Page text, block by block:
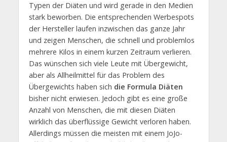
Typen der Diäten und wird gerade in den Medien
stark beworben. Die entsprechenden Werbespots
der Hersteller laufen inzwischen das ganze Jahr
und zeigen Menschen, die schnell und problemlos
mehrere Kilos in einem kurzen Zeitraum verlieren.
Das wünschen sich viele Leute mit Übergewicht,
aber als Allheilmittel für das Problem des
Übergewichts haben sich die Formula Diäten
bisher nicht erwiesen. Jedoch gibt es eine große
Anzahl von Menschen, die mit diesen Diäten
wirklich das überflüssige Gewicht verloren haben.
Allerdings müssen die meisten mit einem JoJo-